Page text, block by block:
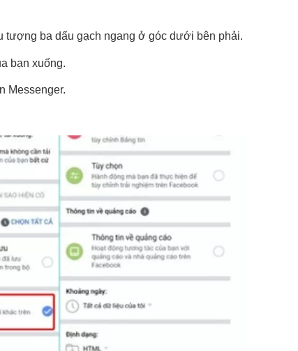
tượng ba dấu gạch ngang ở góc dưới bên phải.
bạn xuống.
Messenger.